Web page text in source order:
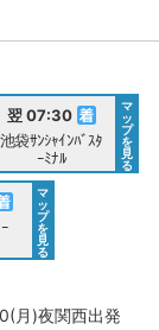
翌 07:30
池袋ｻﾝｼｬｲﾝﾊﾞｽﾀ
ｰﾐﾅﾙ
マ
ッ
プ
を
見
る
マ
ッ
プ
を
見
る
月)夜関西出発